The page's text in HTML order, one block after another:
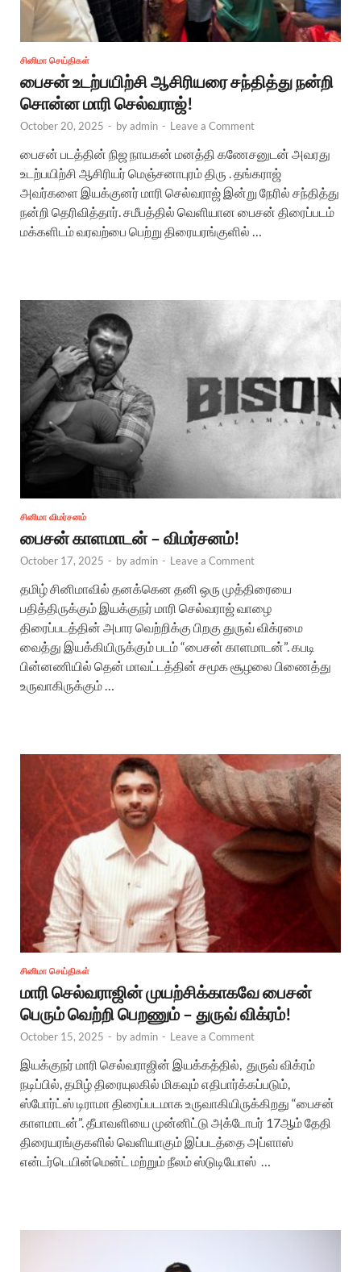
சினிமா செய்திகள்
பைசன் உடற்பயிற்சி ஆசிரியரை சந்தித்து நன்றி
சொன்ன மாரி செல்வராஜ்!
October 20, 2025 - byadmin - Leave a Comment
பைசன் படத்தின் நிஜ நாயகன் மனத்தி கணேசனுடன் அவரது
உடற்பயிற்சி ஆசிரியர் மெஞ்சனாபுரம் திரு . தங்கராஜ்
அவர்களை இயக்குனர் மாரி செல்வராஜ் இன்று நேரில் சந்தித்து
நன்றி தெரிவித்தார். சமீபத்தில் வெளியான பைசன் திரைப்படம்
மக்களிடம் வரவற்பை பெற்று திரையரங்குளில் …
சினிமா விமர்சனம்
பைசன் காளமாடன் – விமர்சனம்!
October 17, 2025 - byadmin - Leave a Comment
தமிழ் சினிமாவில் தனக்கென தனி ஒரு முத்திரையை
பதித்திருக்கும் இயக்குநர் மாரி செல்வராஜ் வாழை
திரைப்படத்தின் அபார வெற்றிக்கு பிறகு துருவ் விக்ரமை
வைத்து இயக்கியிருக்கும் படம் “பைசன் காளமாடன்”. கபடி
பின்னணியில் தென் மாவட்டத்தின் சமூக சூழலை பிணைத்து
உருவாகிருக்கும் …
சினிமா செய்திகள்
மாரி செல்வராஜின் முயற்சிக்காகவே பைசன்
பெரும் வெற்றி பெறணும் – துருவ் விக்ரம்!
October 15, 2025 - byadmin - Leave a Comment
இயக்குநர் மாரி செல்வராஜின் இயக்கத்தில், துருவ் விக்ரம்
நடிப்பில், தமிழ் திரையுலகில் மிகவும் எதிபார்க்கப்படும்,
ஸ்போர்ட்ஸ் டிராமா திரைப்படமாக உருவாகியிருக்கிறது “பைசன்
காளமாடன்”. தீபாவளியை முன்னிட்டு அக்டோபர் 17ஆம் தேதி
திரையரங்குகளில் வெளியாகும் இப்படத்தை அப்ளாஸ்
என்டர்டெயின்மென்ட் மற்றும் நீலம் ஸ்டுடியோஸ் …